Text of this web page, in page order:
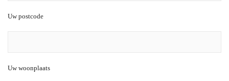
Uw postcode
Uw woonplaats